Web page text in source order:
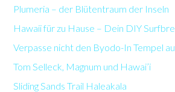
Plumeria – der Blütentraum der Inseln
Hawaii für zu Hause – Dein DIY
Verpasse nicht den Byodo-In Tempel
Tom Selleck, Magnum und Hawai’i
Sliding Sands Trail Haleakala